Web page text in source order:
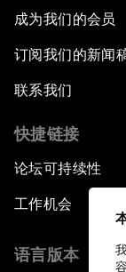
成为我们的会员
订阅我们的新闻
联系我们
快捷链接
论坛可持续性
工作机会
语言版本